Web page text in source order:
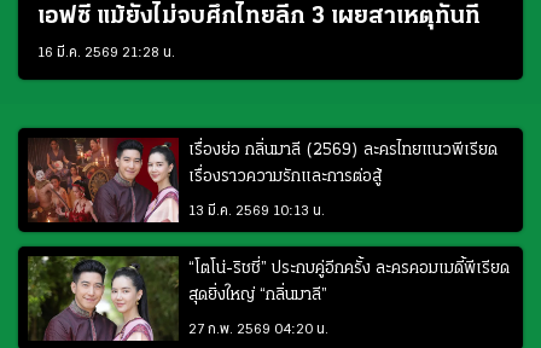
เอฟซี แม้ยังไม่จบศึกไทยลีก 3 เผยสาเหตุทันที
16 มี.ค. 2569 21:28 น.
เรื่องย่อ กลิ่นมาลี (2569) ละครไทยแนวพีเรียด
เรื่องราวความรักและการต่อสู้
13 มี.ค. 2569 10:13 น.
“โตโน่-ริชชี่” ประกบคู่อีกครั้ง ละครคอมเมดี้พีเรียด
สุดยิ่งใหญ่ “กลิ่นมาลี”
27 ก.พ. 2569 04:20 น.